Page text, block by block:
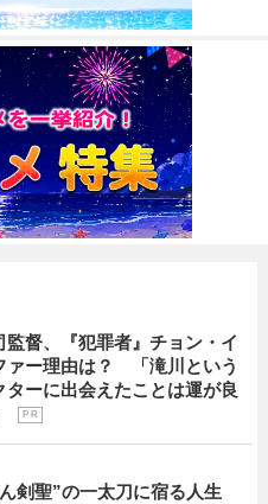
監督、『犯罪者』チョン・イ
ァー理由は？ 「滝川という
ターに出会えたことは運が良
P R
剣聖”の一太刀に宿る人生